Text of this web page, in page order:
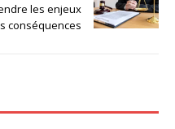
les enjeux
conséquences